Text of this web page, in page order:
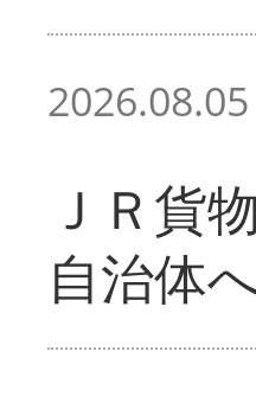
2026.08.05
ＪＲ貨
自治体